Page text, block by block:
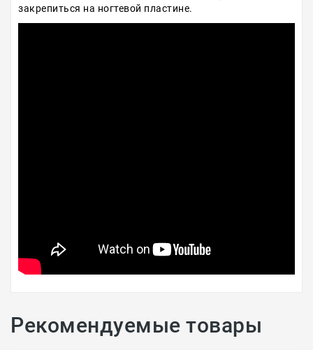
закрепиться на ногтевой пластине.
Рекомендуемые товары